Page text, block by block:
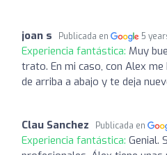
joan s Publicada en 5
Experiencia fantástica: Muy
trato. En mi caso, con Alex
de arriba a abajo y te deja
Clau Sanchez Publicada en
Experiencia fantástica: Genial.